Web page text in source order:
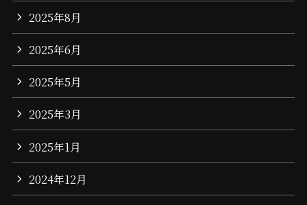
2025年8月
2025年6月
2025年5月
2025年3月
2025年1月
2024年12月